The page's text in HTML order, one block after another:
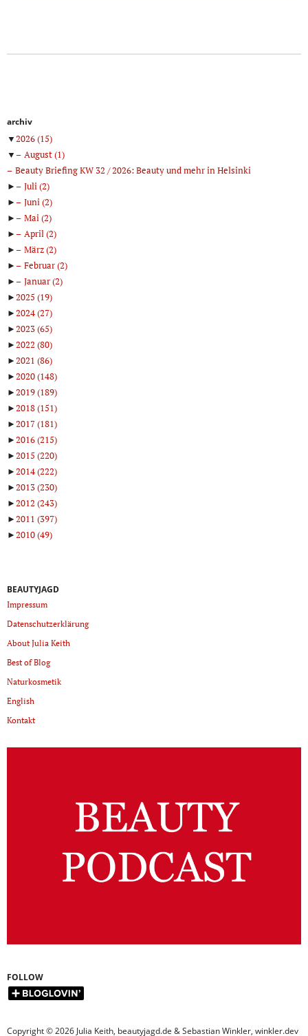
archiv
▼2026(15)
▼
August(1)
Beauty Briefing KW 32 / 2026: Beauty und mehr in Helsinki
►
Juli(2)
►
Juni(2)
►
Mai(2)
►
April(2)
►
März(2)
►
Februar(2)
►
Januar(2)
►2025 (19)
►2024(27)
►2023(65)
►2022 (80)
►2021 (86)
►2020(148)
►2019(189)
►2018(151)
►2017(181)
►2016(215)
►2015 (220)
►2014(222)
►2013(230)
►2012 (243)
►2011 (397)
►2010(49)
BEAUTYJAGD
Impressum
Datenschutzerklärung
About Julia Keith
Best of Blog
Naturkosmetik
English
Kontakt
FOLLOW
Copyright © 2026 Julia Keith, beautyjagd.de & Sebastian Winkler, winkler.dev